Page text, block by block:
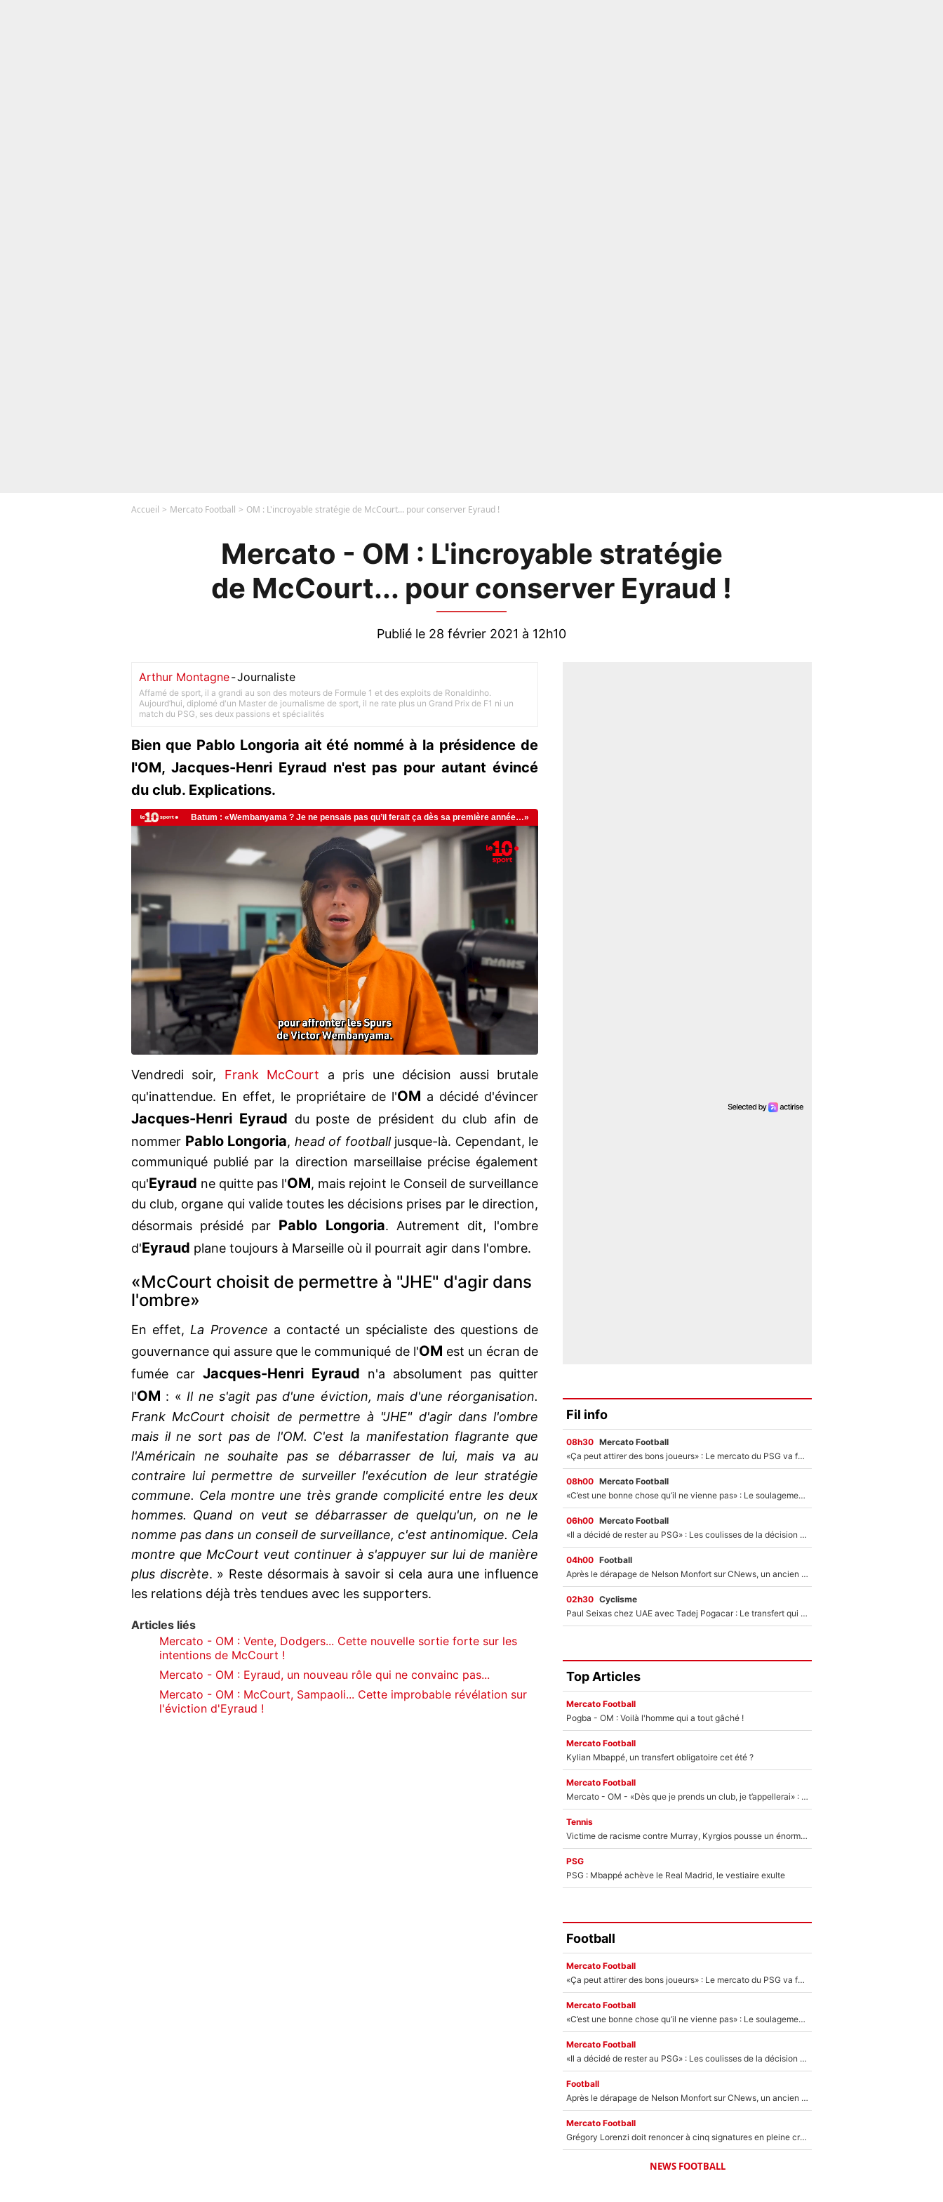
Accueil Mercato Football OM : L'incroyable stratégie de McCourt... pour conserver Eyraud !
Mercato - OM : L'incroyable stratégie
de McCourt... pour conserver Eyraud !
Publié le 28 février 2021 à 12h10
Arthur Montagne-Journaliste
Affamé de sport, il a grandi au son des moteurs de Formule 1 et des exploits de Ronaldinho.
Aujourd’hui, diplomé d'un Master de journalisme de sport, il ne rate plus un Grand Prix de F1 ni un
match du PSG, ses deux passions et spécialités
Bien que Pablo Longoria ait été nommé à la présidence de
l'OM, Jacques-Henri Eyraud n'est pas pour autant évincé
du club. Explications.
Vendredi soir, Frank McCourt a pris une décision aussi brutale
qu'inattendue. En effet, le propriétaire de l'OM a décidé d'évincer
Jacques-Henri Eyraud du poste de président du club afin de
nommer Pablo Longoria, head of footballjusque-là. Cependant, le
communiqué publié par la direction marseillaise précise également
qu'Eyraud ne quitte pas l'OM, mais rejoint le Conseil de surveillance
du club, organe qui valide toutes les décisions prises par le direction,
désormais présidé par Pablo Longoria. Autrement dit, l'ombre
d'Eyraud plane toujours à Marseille où il pourrait agir dans l'ombre.
«McCourt choisit de permettre à "JHE" d'agir dans
l'ombre»
En effet,La Provence a contacté un spécialiste des questions de
gouvernance qui assure que le communiqué de l'OM est un écran de
fumée car Jacques-Henri Eyraud n'a absolument pas quitter
l'OM : «Il ne s'agit pas d'une éviction, mais d'une réorganisation.
Frank McCourt choisit de permettre à "JHE" d'agir dans l'ombre
mais il ne sort pas de l'OM. C'est la manifestation flagrante que
l'Américain ne souhaite pas se débarrasser de lui, mais va au
contraire lui permettre de surveiller l'exécution de leur stratégie
commune. Cela montre une très grande complicité entre les deux
hommes. Quand on veut se débarrasser de quelqu'un, on ne le
nomme pas dans un conseil de surveillance, c'est antinomique. Cela
montre que McCourt veut continuer à s'appuyer sur lui de manière
plus discrète. » Reste désormais à savoir si cela aura une influence
les relations déjà très tendues avec les supporters.
Articles liés
Mercato - OM : Vente, Dodgers... Cette nouvelle sortie forte sur les
intentions de McCourt !
Mercato - OM : Eyraud, un nouveau rôle qui ne convainc pas...
Mercato - OM : McCourt, Sampaoli... Cette improbable révélation sur
l'éviction d'Eyraud !
Fil info
08h30 Mercato Football
«Ça peut attirer des bons joueurs» : Le mercato du PSG va faire des victimes dans l'effectif de Luis Enrique ?
08h00 Mercato Football
«C’est une bonne chose qu’il ne vienne pas» : Le soulagement de l'After Foot après le transfert avorté de Yan Diomandé au PSG
06h00 Mercato Football
«Il a décidé de rester au PSG» : Les coulisses de la décision de Lucas Chevalier pour son transfert
04h00 Football
Après le dérapage de Nelson Monfort sur CNews, un ancien journaliste de France Télévisions relance la polémique sur les incendies en Gironde
02h30 Cyclisme
Paul Seixas chez UAE avec Tadej Pogacar : Le transfert qui effraie le peloton, «c’est la pire des choses qui puisse arriver»
Top Articles
Mercato Football
Pogba - OM : Voilà l'homme qui a tout gâché !
Mercato Football
Kylian Mbappé, un transfert obligatoire cet été ?
Mercato Football
Mercato - OM - «Dès que je prends un club, je t’appellerai» : La promesse de Marcelino au moment de claquer la porte
Tennis
Victime de racisme contre Murray, Kyrgios pousse un énorme coup de gueule !
PSG
PSG : Mbappé achève le Real Madrid, le vestiaire exulte
Football
Mercato Football
«Ça peut attirer des bons joueurs» : Le mercato du PSG va faire des victimes dans l'effectif de Luis Enrique ?
Mercato Football
«C’est une bonne chose qu’il ne vienne pas» : Le soulagement de l'After Foot après le transfert avorté de Yan Diomandé au PSG
Mercato Football
«Il a décidé de rester au PSG» : Les coulisses de la décision de Lucas Chevalier pour son transfert
Football
Après le dérapage de Nelson Monfort sur CNews, un ancien journaliste de France Télévisions relance la polémique sur les incendies en Gironde
Mercato Football
Grégory Lorenzi doit renoncer à cinq signatures en pleine crise financière : L’IA propose sept noms à l’OM pour un mercato réussi... à seulement 5M€ !
NEWS FOOTBALL